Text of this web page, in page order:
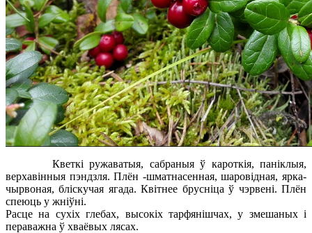
Кветкі ружаватыя, сабраныя ў кароткія, паніклыя,
верхавінныя пэндзля. Плён -шматнасенная, шаровідная, ярка-
чырвоная, бліскучая ягада. Квітнее брусніца ў чэрвені. Плён
спеюць у жніўні.
Расце на сухіх глебах, высокіх тарфянішчах, у змешаных і
пераважна ў хваёвых лясах.